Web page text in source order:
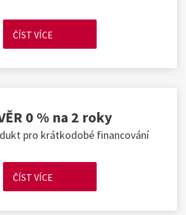
ČÍST VÍCE
0 % na 2 roky
pro krátkodobé financování
ČÍST VÍCE